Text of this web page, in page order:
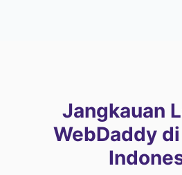
Jangkauan
WebDaddy